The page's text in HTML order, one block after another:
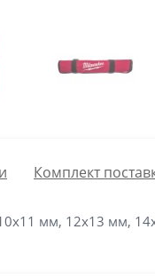
Комплект
мм, 12x13 мм,